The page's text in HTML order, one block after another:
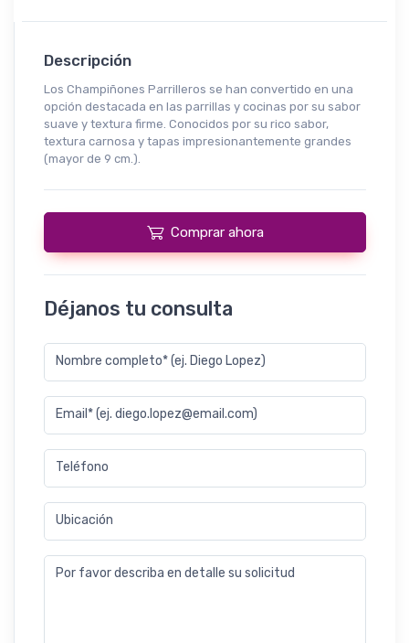
Descripción
Los Champiñones Parrilleros se han convertido en una
opción destacada en las parrillas y cocinas por su sabor
suave y textura firme. Conocidos por su rico sabor,
textura carnosa y tapas impresionantemente grandes
(mayor de 9 cm.).
Comprar ahora
Déjanos tu consulta
Nombre completo* (ej. Diego Lopez)
Email* (ej. diego.lopez@email.com)
Teléfono
Ubicación
Por favor describa en detalle su solicitud